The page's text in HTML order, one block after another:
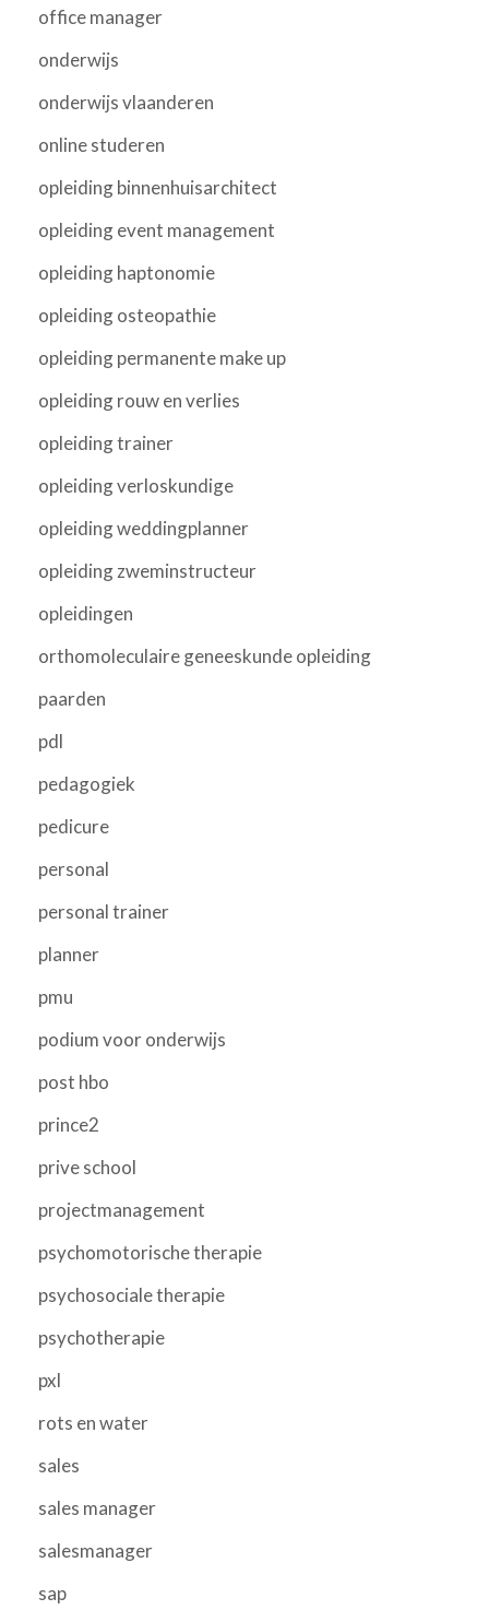
office manager
onderwijs
onderwijs vlaanderen
online studeren
opleiding binnenhuisarchitect
opleiding event management
opleiding haptonomie
opleiding osteopathie
opleiding permanente make up
opleiding rouw en verlies
opleiding trainer
opleiding verloskundige
opleiding weddingplanner
opleiding zweminstructeur
opleidingen
orthomoleculaire geneeskunde opleiding
paarden
pdl
pedagogiek
pedicure
personal
personal trainer
planner
pmu
podium voor onderwijs
post hbo
prince2
prive school
projectmanagement
psychomotorische therapie
psychosociale therapie
psychotherapie
pxl
rots en water
sales
sales manager
salesmanager
sap